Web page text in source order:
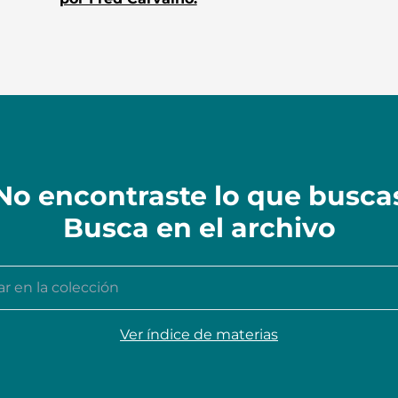
encontraste lo que
Busca en el archivo
la colección
Ver índice de materias